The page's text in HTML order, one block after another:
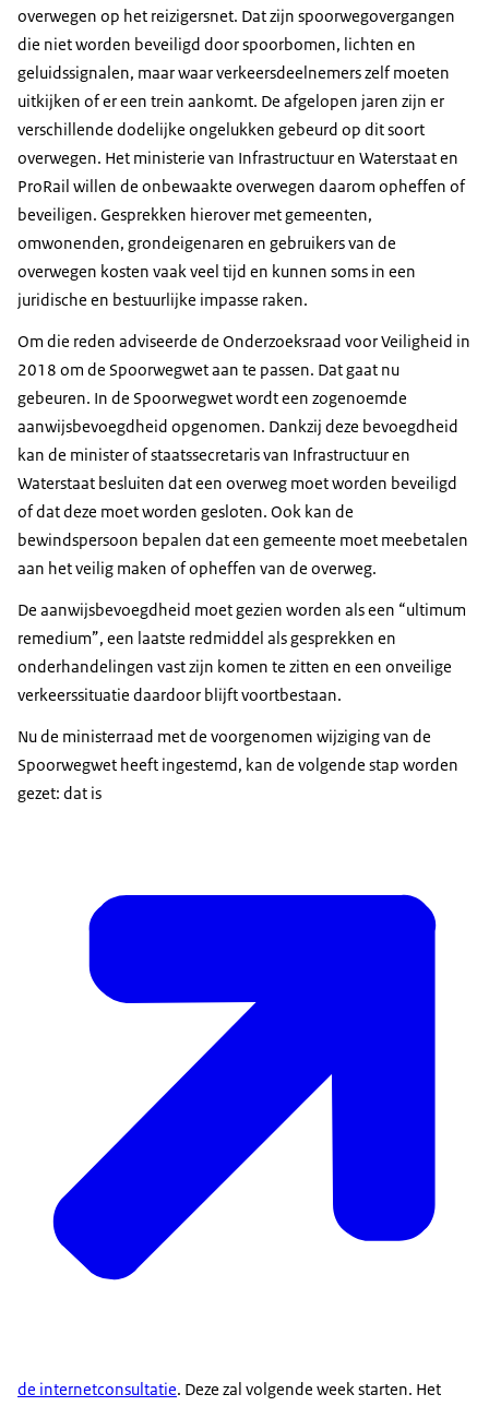
overwegen op het reizigersnet. Dat zijn spoorwegovergangen
die niet worden beveiligd door spoorbomen, lichten en
geluidssignalen, maar waar verkeersdeelnemers zelf moeten
uitkijken of er een trein aankomt. De afgelopen jaren zijn er
verschillende dodelijke ongelukken gebeurd op dit soort
overwegen. Het ministerie van Infrastructuur en Waterstaat en
ProRail willen de onbewaakte overwegen daarom opheffen of
beveiligen. Gesprekken hierover met gemeenten,
omwonenden, grondeigenaren en gebruikers van de
overwegen kosten vaak veel tijd en kunnen soms in een
juridische en bestuurlijke impasse raken.
Om die reden adviseerde de Onderzoeksraad voor Veiligheid in
2018 om de Spoorwegwet aan te passen. Dat gaat nu
gebeuren. In de Spoorwegwet wordt een zogenoemde
aanwijsbevoegdheid opgenomen. Dankzij deze bevoegdheid
kan de minister of staatssecretaris van Infrastructuur en
Waterstaat besluiten dat een overweg moet worden beveiligd
of dat deze moet worden gesloten. Ook kan de
bewindspersoon bepalen dat een gemeente moet meebetalen
aan het veilig maken of opheffen van de overweg.
De aanwijsbevoegdheid moet gezien worden als een “ultimum
remedium”, een laatste redmiddel als gesprekken en
onderhandelingen vast zijn komen te zitten en een onveilige
verkeerssituatie daardoor blijft voortbestaan.
Nu de ministerraad met de voorgenomen wijziging van de
Spoorwegwet heeft ingestemd, kan de volgende stap worden
gezet: dat is
de internetconsultatie. Deze zal volgende week starten. Het